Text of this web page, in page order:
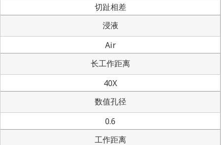
切趾相差
浸液
Air
长工作距离
40X
数值孔径
0.6
工作距离